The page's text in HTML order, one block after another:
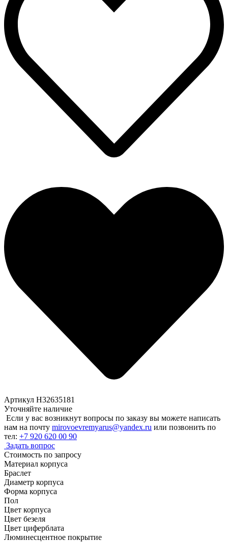
Артикул H32635181
Уточняйте наличие
Если у вас возникнут вопросы по заказу вы можете написать
нам на почту mirovoevremyarus@yandex.ru или позвонить по
тел: +7 920 620 00 90
Задать вопрос
Стоимость по запросу
Материал корпуса
Браслет
Диаметр корпуса
Форма корпуса
Пол
Цвет корпуса
Цвет безеля
Цвет циферблата
Люминесцентное покрытие